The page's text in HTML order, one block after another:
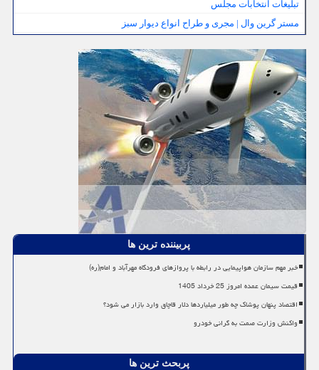
تبلیغات انتخابات مجلس
مستر گرین وال | مجری و طراح انواع دیوار سبز
پربیننده ترین ها
خبر مهم سازمان هواپیمایی در رابطه با پروازهای فرودگاه مهرآباد و امام(ره)
قیمت سیمان عمده امروز 25 خرداد 1405
اقتصاد پنهان پوشاک چه طور میلیاردها دلار قاچاق وارد بازار می شود؟
واکنش وزارت صمت به گرانی خودرو
پربحث ترین ها